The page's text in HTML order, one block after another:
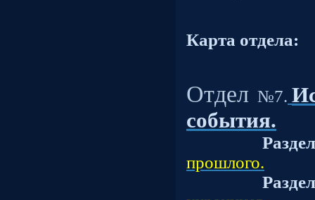
Карта отдела:
Отдел №7.
события.
Раздел
прошлого.
Раздел